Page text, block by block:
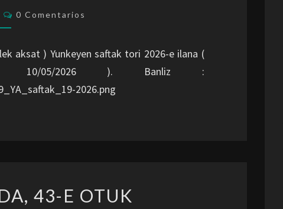
ALUBEAKSAT
Comentarios
0 Comentarios
aksat ) Yunkeyen saftak tori 2026-e ilana (
– 10/05/2026 ). Banliz :
2026.png
43-E OTUK